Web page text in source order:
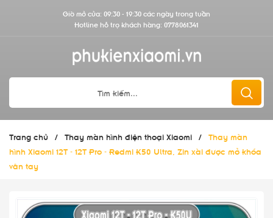
Giờ mở cửa: 09:30 - 19:30 các ngày trong tuần
Hotline hỗ trợ khách hàng: 0778061341
Trang chủ / Thay màn hình điện thoại Xiaomi / Thay màn
hình Xiaomi 12T - 12T Pro - Redmi K50 Ultra, Zin xài được mở khóa
vân tay